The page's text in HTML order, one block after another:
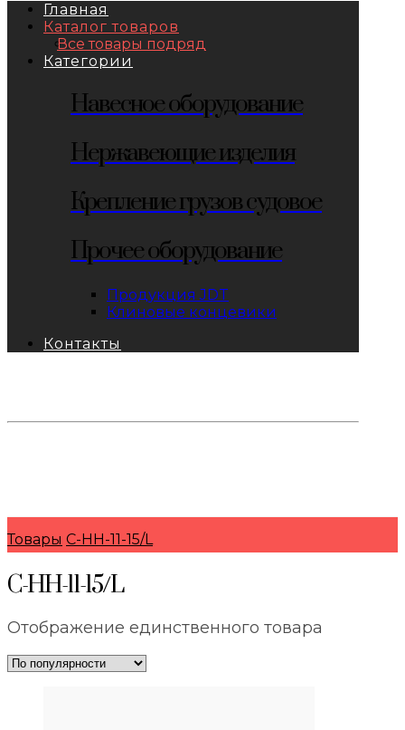
Главная
Каталог товаров
Все товары подряд
Категории
Навесное оборудование
Нержавеющие изделия
Крепление грузов судовое
Прочее оборудование
Продукция JDT
Клиновые концевики
Контакты
Товары C-HH-11-15/L
C-HH-11-15/L
Отображение единственного товара